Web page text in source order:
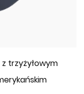
trzyżyłowym